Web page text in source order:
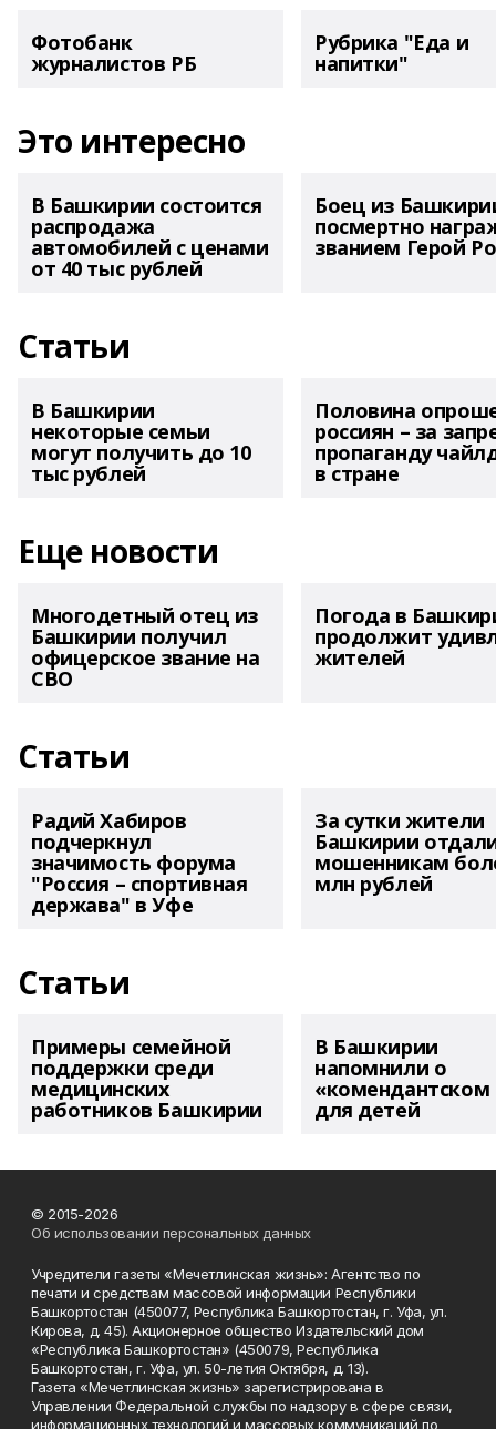
Фотобанк
журналистов РБ
Рубрика "Еда и
напитки"
Это интересно
В Башкирии состоится
распродажа
автомобилей с ценами
от 40 тыс рублей
Боец из
посмертно
званием Герой
Статьи
В Башкирии
некоторые семьи
могут получить до 10
тыс рублей
Половина
россиян – за
пропаганду
в стране
Еще новости
Многодетный отец из
Башкирии получил
офицерское звание на
СВО
Погода в
продолжит
жителей
Статьи
Радий Хабиров
подчеркнул
значимость форума
"Россия – спортивная
держава" в Уфе
За сутки жители
Башкирии
мошенникам
млн рублей
Статьи
Примеры семейной
поддержки среди
медицинских
работников Башкирии
В Башкирии
напомнили о
«комендантском
для детей
© 2015-2026
Об использовании персональных данных
Учредители газеты «Мечетлинская жизнь»: Агентство по
печати и средствам массовой информации Республики
Башкортостан (450077, Республика Башкортостан, г. Уфа, ул.
Кирова, д. 45). Акционерное общество Издательский дом
«Республика Башкортостан» (450079, Республика
Башкортостан, г. Уфа, ул. 50-летия Октября, д. 13).
Газета «Мечетлинская жизнь» зарегистрирована в
Управлении Федеральной службы по надзору в сфере связи,
информационных технологий и массовых коммуникаций по